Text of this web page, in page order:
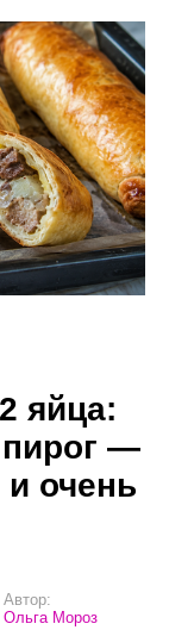
яйца:
—
очень
Автор:
Ольга Мороз